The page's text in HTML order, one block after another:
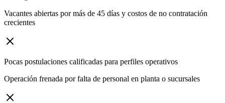
Vacantes abiertas por más de 45 días y costos de no contratación
crecientes
Pocas postulaciones calificadas para perfiles operativos
Operación frenada por falta de personal en planta o sucursales